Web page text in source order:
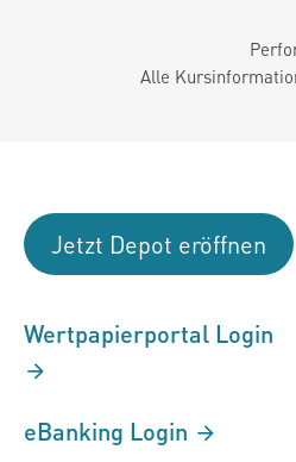
Alle
Jetzt Depot eröffnen
Wertpapierportal Login
eBanking Login